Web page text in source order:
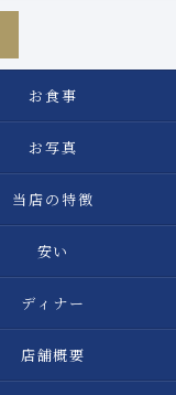
お食事
お写真
当店の特徴
安い
ディナー
店舗概要